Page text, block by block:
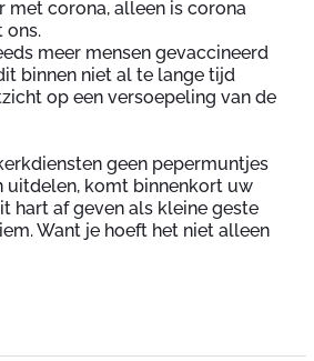
met corona, alleen is corona
ons.
meer mensen gevaccineerd
binnen niet al te lange tijd
op een versoepeling van de
geen pepermuntjes
uitdelen, komt binnenkort uw
hart af geven als kleine geste
Want je hoeft het niet alleen